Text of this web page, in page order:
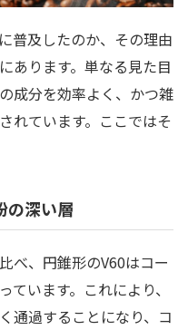
普及したのか、その理由
あります。単なる見た目
成分を効率よく、かつ雑
れています。ここではそ
の深い層
べ、円錐形のV60はコー
います。これにより、
通過することになり、コ